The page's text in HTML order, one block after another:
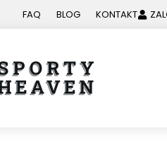
FAQ BLOG KONTAKT